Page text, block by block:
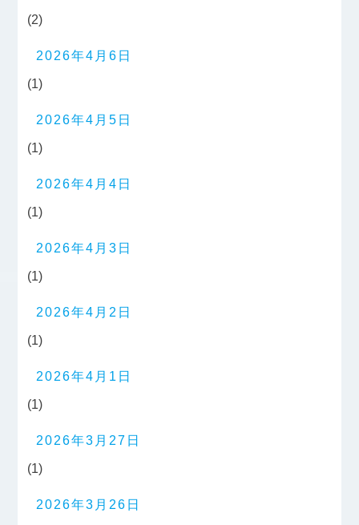
(2)
2026年4月6日
(1)
2026年4月5日
(1)
2026年4月4日
(1)
2026年4月3日
(1)
2026年4月2日
(1)
2026年4月1日
(1)
2026年3月27日
(1)
2026年3月26日